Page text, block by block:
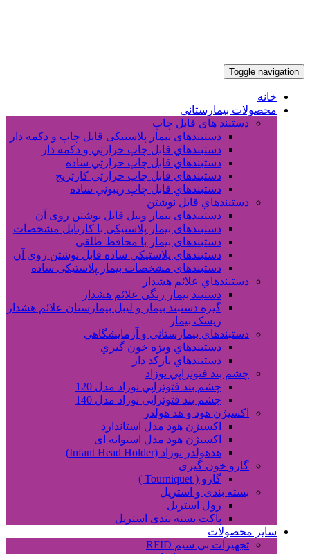
Toggle navigation
خانه
محصولات بیمارستانی
دستبند های قابل چاپ
دستبندهای بیمار پلاستیکی قابل چاپ و دکمه دار
دستبندهاي قابل چاپ حرارتي و دکمه دار
دستبندهاي قابل چاپ حرارتي ساده
دستبندهاي قابل چاپ حرارتي کارتريج
دستبندهاي قابل چاپ ريبوني ساده
دستبندهاي قابل نوشتن
دستبندهای بیمار ونیل قابل نوشتن روی آن
دستبندهای بیمار پلاستیکی با کارتابل مشخصات
دستبندهای بیمار با محافظ طلقی
دستبندهاي پلاستيکي ساده قابل نوشتن روي آن
دستبندهای مشخصات بیمار پلاستیکی ساده
دستبندهاي علائم هشدار
دستبند بیمار رنگی علائم هشدار
گیره دستبند بیمار و لیبل بیمارستان علائم هشدار
ریسک بیمار
دستبندهاي بيمارستاني و آزمايشگاهي
دستبندهاي ويژه خون گيري
دستبندهاي بارکد دار
چشم بند فتوتراپي نوزاد
چشم بند فتوتراپي نوزاد مدل 120
چشم بند فتوتراپي نوزاد مدل 140
اکسیژن هود و هد هولدر
اکسیژن هود مدل استاندارد
اکسیژن هود مدل استوانه ای
هدهولدر نوزاد (Infant Head Holder)
گارو خون گیری
گارو ( Tourniquet )
بسته بندی و استریل
رول استریل
پاکت بسته بندی استریل
سایر محصولات
تجهیزات بی سیم RFID